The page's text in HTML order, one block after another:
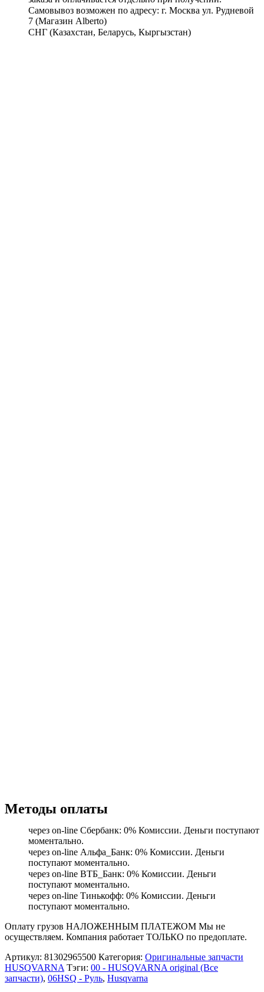
Самовывоз возможен по адресу: г. Москва ул. Рудневой
7 (Магазин Alberto)
СНГ (Казахстан, Беларусь, Кыргызстан)
Методы оплаты
через on-line Сбербанк: 0% Комиссии. Деньги поступают
моментально.
через on-line Альфа_Банк: 0% Комиссии. Деньги
поступают моментально.
через on-line ВТБ_Банк: 0% Комиссии. Деньги
поступают моментально.
через on-line Тинькофф: 0% Комиссии. Деньги
поступают моментально.
Оплату грузов НАЛОЖЕННЫМ ПЛАТЕЖОМ Мы не
осуществляем. Компания работает ТОЛЬКО по предоплате.
Артикул: 81302965500 Категория: Оригинальные запчасти
HUSQVARNA Тэги: 00 - HUSQVARNA original (Все
запчасти), 06HSQ - Руль, Husqvarna